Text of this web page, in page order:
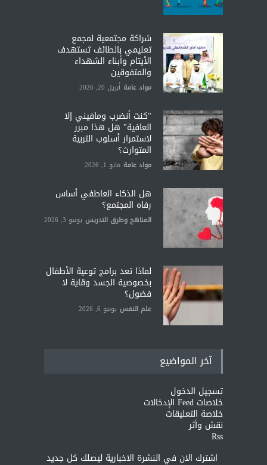
شراكة مجتمعية لمجمع
تعليمي بالطائف تستهدف
الأيتام وأبناء الشهداء
والمتفوقين
مواد عامة أبريل 20, 2026
"كنت أنضرب ومافيني إلا
العافية" هل هذا مبرر
لاستمرار أسلوب التربية
المتوارث؟
مواد عامة مايو 1, 2026
هل الذكاء العاطفي أساس
رفاه المجتمع؟
المناهج وطرق التدريس يونيو 3, 2026
لماذا تعد برامج توعية الأطفال
بخصوصية الجسد وقاية لا
فضول؟
علم النفس يونيو 6, 2026
آخر المواضيع
تسجيل الدخول
خلاصات Feed الإدخالات
خلاصة التعليقات
نقش وأثر
Rss
اشترك الان في النشرة الاخبارية ليصلك كل جديد